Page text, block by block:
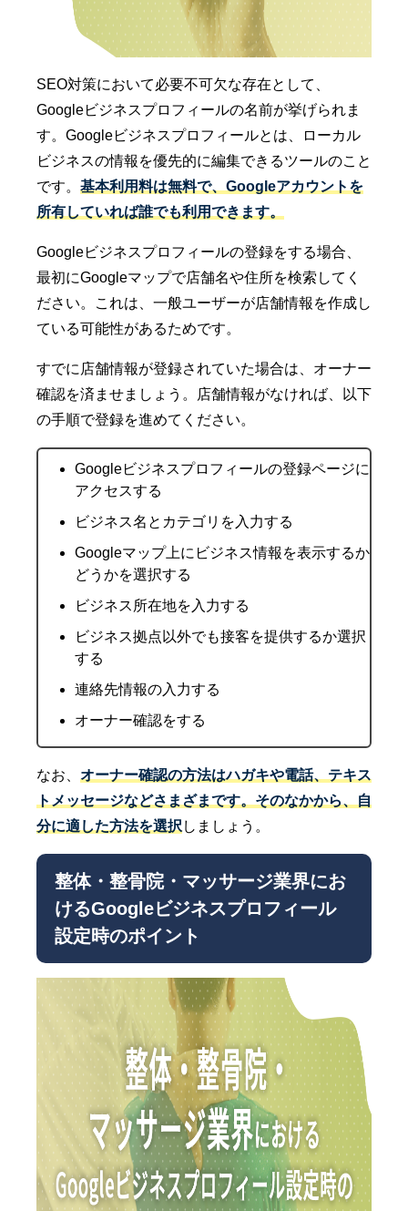
SEO対策において必要不可欠な存在として、
Googleビジネスプロフィールの名前が挙げられま
す。Googleビジネスプロフィールとは、ローカル
ビジネスの情報を優先的に編集できるツールのこと
です。 基本利用料は無料で、Googleアカウントを
所有していれば誰でも利用できます。
Googleビジネスプロフィールの登録をする場合、
最初にGoogleマップで店舗名や住所を検索してく
ださい。これは、一般ユーザーが店舗情報を作成し
ている可能性があるためです。
すでに店舗情報が登録されていた場合は、オーナー
確認を済ませましょう。店舗情報がなければ、以下
の手順で登録を進めてください。
Googleビジネスプロフィールの登録ページに
アクセスする
ビジネス名とカテゴリを入力する
Googleマップ上にビジネス情報を表示するか
どうかを選択する
ビジネス所在地を入力する
ビジネス拠点以外でも接客を提供するか選択
する
連絡先情報の入力する
オーナー確認をする
なお、 オーナー確認の方法はハガキや電話、テキス
トメッセージなどさまざまです。そのなかから、自
分に適した方法を選択 しましょう。
整体・整骨院・マッサージ業界にお
けるGoogleビジネスプロフィール
設定時のポイント